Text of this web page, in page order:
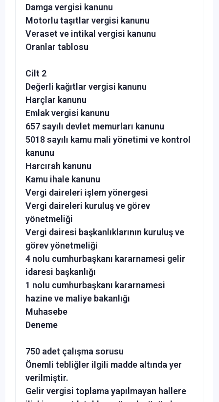
Damga vergisi kanunu
Motorlu taşıtlar vergisi kanunu
Veraset ve intikal vergisi kanunu
Oranlar tablosu
Cilt 2
Değerli kağıtlar vergisi kanunu
Harçlar kanunu
Emlak vergisi kanunu
657 sayılı devlet memurları kanunu
5018 sayılı kamu mali yönetimi ve kontrol
kanunu
Harcırah kanunu
Kamu ihale kanunu
Vergi daireleri işlem yönergesi
Vergi daireleri kuruluş ve görev
yönetmeliği
Vergi dairesi başkanlıklarının kuruluş ve
görev yönetmeliği
4 nolu cumhurbaşkanı kararnamesi gelir
idaresi başkanlığı
1 nolu cumhurbaşkanı kararnamesi
hazine ve maliye bakanlığı
Muhasebe
Deneme
750 adet çalışma sorusu
Önemli tebliğler ilgili madde altında yer
verilmiştir.
Gelir vergisi toplama yapılmayan hallere